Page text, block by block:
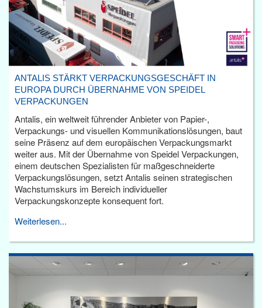
ANTALIS STÄRKT VERPACKUNGSGESCHÄFT IN
EUROPA DURCH ÜBERNAHME VON SPEIDEL
VERPACKUNGEN
Antalis, ein weltweit führender Anbieter von Papier-,
Verpackungs- und visuellen Kommunikationslösungen, baut
seine Präsenz auf dem europäischen Verpackungsmarkt
weiter aus. Mit der Übernahme von Speidel Verpackungen,
einem deutschen Spezialisten für maßgeschneiderte
Verpackungslösungen, setzt Antalis seinen strategischen
Wachstumskurs im Bereich individueller
Verpackungskonzepte konsequent fort.
Weiterlesen...